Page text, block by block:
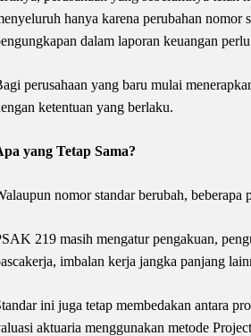
hanya karena perubahan nomor
dalam laporan keuangan
perusahaan yang baru mulai
ketentuan yang berlaku.
yang Tetap Sama?
nomor standar berubah, beberapa
219 masih mengatur pengakuan,
imbalan kerja jangka panjang
ini juga tetap membedakan antara
aktuaria menggunakan metode